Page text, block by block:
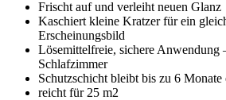
Frischt auf und verleiht neuen Glanz
Kaschiert kleine Kratzer für ein
Erscheinungsbild
Lösemittelfreie, sichere Anwendung
Schlafzimmer
Schutzschicht bleibt bis zu 6 Monate
reicht für 25 m2